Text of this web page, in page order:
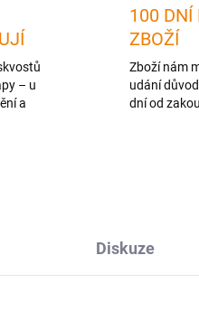
– u
a
100 DNÍ
ZBOŽÍ
Zboží nám
udání
dní od
Diskuze